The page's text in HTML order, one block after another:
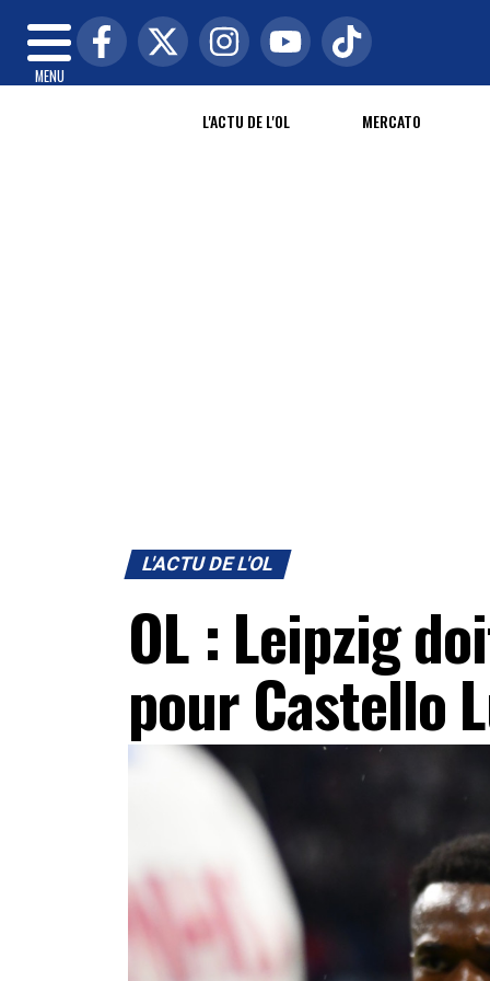
MENU
L'ACTU DE L'OL MERCATO
L'ACTU DE L'OL
OL : Leipzig
pour Castello